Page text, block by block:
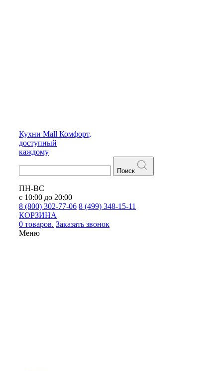
Кухни Mall Комфорт,
доступный
каждому
Поиск
ПН-ВС
с 10:00 до 20:00
8 (800) 302-77-06 8 (499) 348-15-11
КОРЗИНА
0 товаров. Заказать звонок
Меню